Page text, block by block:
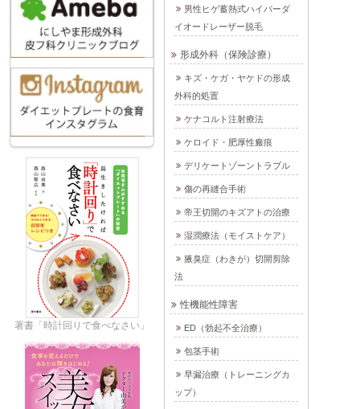
男性ヒゲ蓄熱式ハイパーダ
イオードレーザー脱毛
形成外科（保険診療）
キズ・ケガ・ヤケドの形成
外科的処置
ケナコルト注射療法
ケロイド・肥厚性瘢痕
デリケートゾーントラブル
傷の再縫合手術
帝王切開のキズアトの治療
湿潤療法（モイストケア）
腋臭症（わきが）切開剪除
法
性機能性障害
ED（勃起不全治療）
包茎手術
早漏治療（トレーニングカ
ップ）
著書「時計回りで食べなさい」